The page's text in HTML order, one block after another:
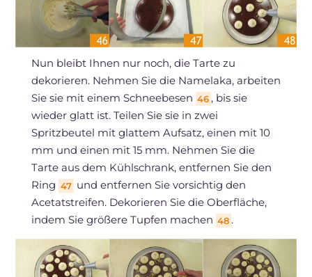
Nun bleibt Ihnen nur noch, die Tarte zu
dekorieren. Nehmen Sie die Namelaka, arbeiten
Sie sie mit einem Schneebesen 46 , bis sie
wieder glatt ist. Teilen Sie sie in zwei
Spritzbeutel mit glattem Aufsatz, einen mit 10
mm und einen mit 15 mm. Nehmen Sie die
Tarte aus dem Kühlschrank, entfernen Sie den
Ring 47 und entfernen Sie vorsichtig den
Acetatstreifen. Dekorieren Sie die Oberfläche,
indem Sie größere Tupfen machen 48 .